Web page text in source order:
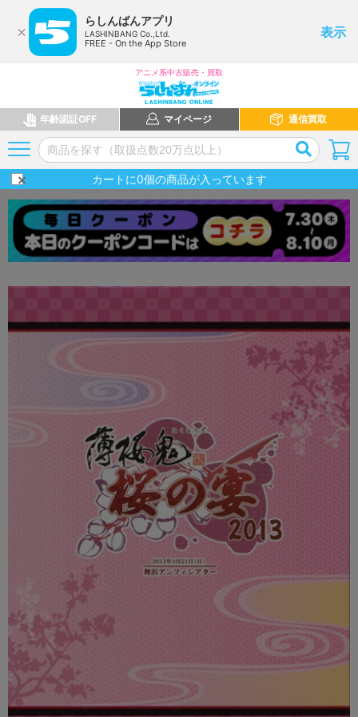
らしんばんアプリ
LASHINBANG Co.,Ltd.
FREE - On the App Store
表示
アニメ系中古販売・買取
年齢認証OFF マイページ 通信買取
カートに0個の商品が入っています